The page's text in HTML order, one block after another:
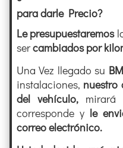
para darle Precio?
Lepresupuestaremos
sercambiados por
Una Vez llegado su
instalaciones, nuestro
del vehículo,
corresponde y le
correo electrónico.